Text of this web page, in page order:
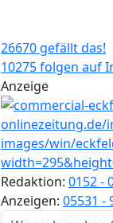
26670 gefällt das!
10275 folgen auf
Anzeige
Redaktion: 0152 -
Anzeigen: 05531 -